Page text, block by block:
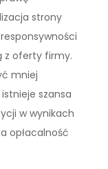
strony
z oferty firmy.
mniej
szansa
w wynikach
opłacalność